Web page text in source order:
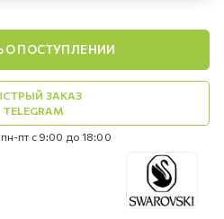
О ПОСТУПЛЕНИИ
ЗАКАЗ
TELEGRAM
пт с 9:00 до 18:00